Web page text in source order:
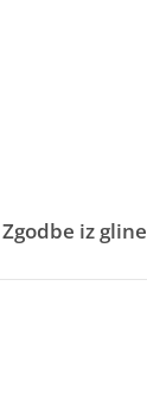
Zgodbe iz gline